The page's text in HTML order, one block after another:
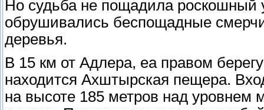
Но судьба не пощадила роскошный
обрушивались беспощадные
деревья.
В 15 км от Адлера, еа правом
находится Ахштырская пещера.
на высоте 185 метров над уровнем